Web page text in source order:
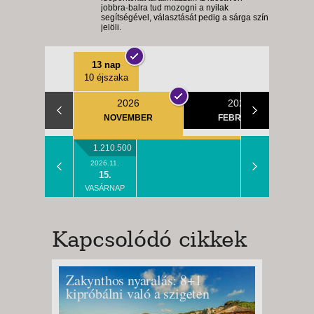
jobbra-balra tud mozogni a nyilak
segítségével, választását pedig a sárga szín
jelöli.
13 nap
10 éjszaka
2026
NOVEMBER
2027
FEBRUÁR
1.210.500
2026.11.
15.
VASÁRNAP
Kapcsolódó cikkek
Zakynthos nyaralás: 8+1
kipróbálni való a szigeten